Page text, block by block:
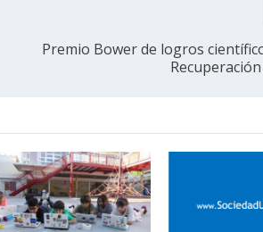
Premio Bower de logros